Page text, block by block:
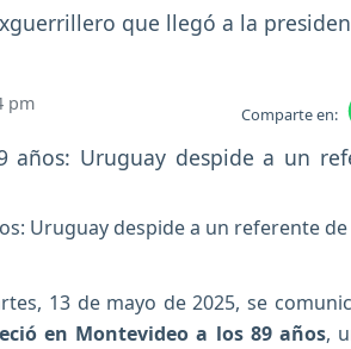
que llegó a la
pm Comparte en:
Uruguay despide a un referente
13 de mayo de 2025, se
en Montevideo a los 89 años,